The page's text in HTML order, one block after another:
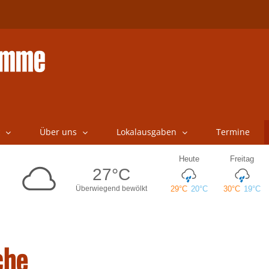
Über uns Lokalausgaben Termine